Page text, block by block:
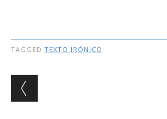
TAGGED TEXTO IRÓNICO
Post navigation